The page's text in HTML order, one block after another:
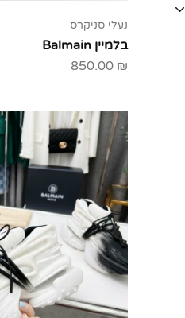
נעלי סניקרס
בלמיין Balmain
850.00 ₪